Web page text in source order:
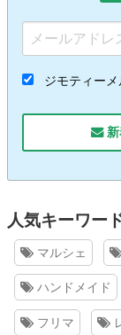
ジモティー
新
人気キーワー
マルシェ
ハンドメイド
フリマ